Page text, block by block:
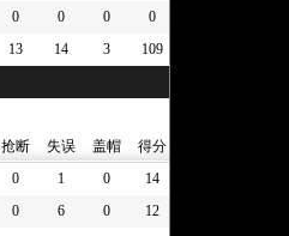
0 0 0
0
13 14 3
109
抢断 失误 盖帽
得分
0 1 0
14
0 6 0
12